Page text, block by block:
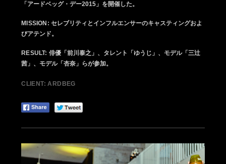
「アードベッグ・デー2015」を開催した。
MISSION: セレブリティとインフルエンサーのキャスティングおよ
びアテンド。
RESULT: 俳優「前川泰之」、タレント「ゆうじ」、モデル「三辻
茜」、モデル「杏奈」らが参加。
CLIENT: ARDBEG